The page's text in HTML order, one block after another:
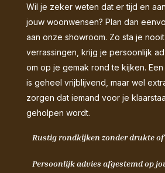
Wil je zeker weten dat er tijd en
jouw woonwensen? Plan dan
aan onze showroom. Zo sta je
verrassingen, krijg je persoonlijk
om op je gemak rond te kijken.
is geheel vrijblijvend, maar wel
zorgen dat iemand voor je
geholpen wordt.
Rustig rondkijken zonder drukte
Persoonlijk advies afgestemd op